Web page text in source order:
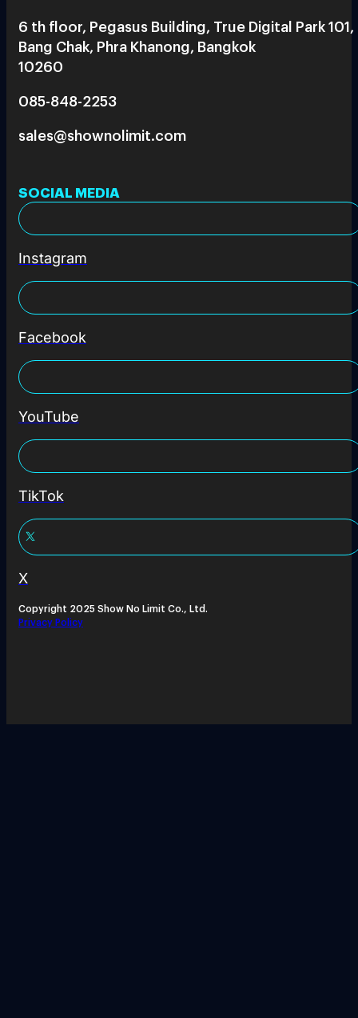
6 th floor, Pegasus Building, True Digital Park 101,
Bang Chak, Phra Khanong, Bangkok
10260
085-848-2253
sales@shownolimit.com
SOCIAL MEDIA
Instagram
Facebook
YouTube
TikTok
X
Copyright 2025 Show No Limit Co., Ltd.
Privacy Policy